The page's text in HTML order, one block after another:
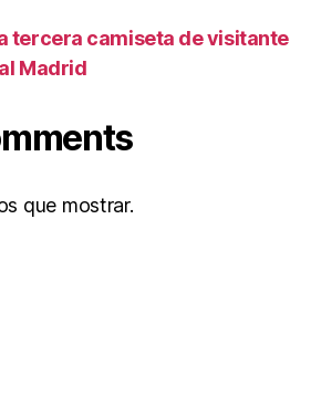
tercera camiseta de visitante
Madrid
que mostrar.